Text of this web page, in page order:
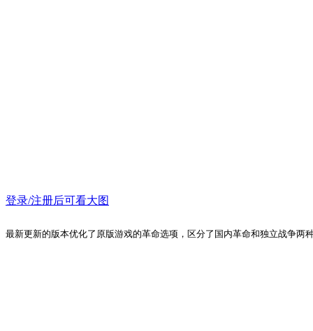
登录/注册后可看大图
最新更新的版本优化了原版游戏的革命选项，区分了国内革命和独立战争